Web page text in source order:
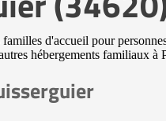
d'accueil pour
hébergements familiaux à